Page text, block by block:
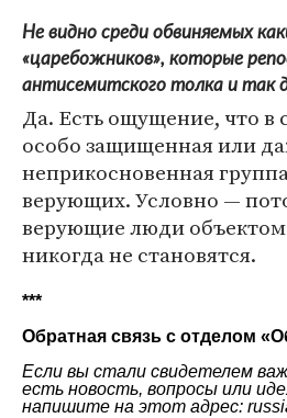
Не видно среди обвиняемых
«царебожников», которые
антисемитского толка и так
Да. Есть ощущение, что в
особо защищенная или
неприкосновенная
верующих. Условно —
верующие люди
никогда не становятся.
***
Обратная связь с отделом
Если вы стали свидетелем
есть новость, вопросы или
напишите на этот адрес: